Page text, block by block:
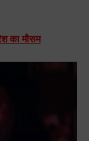
का मौसम